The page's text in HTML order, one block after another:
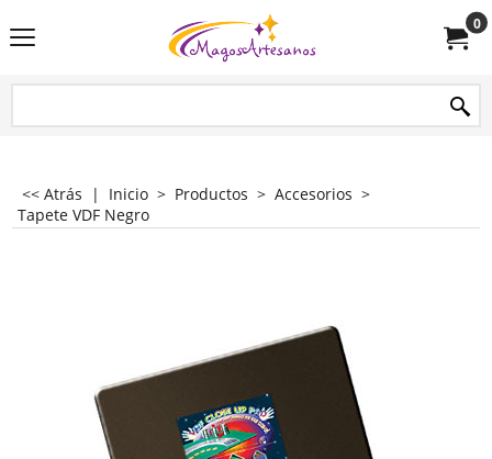
0
<< Atrás | Inicio > Productos > Accesorios >
Tapete VDF Negro